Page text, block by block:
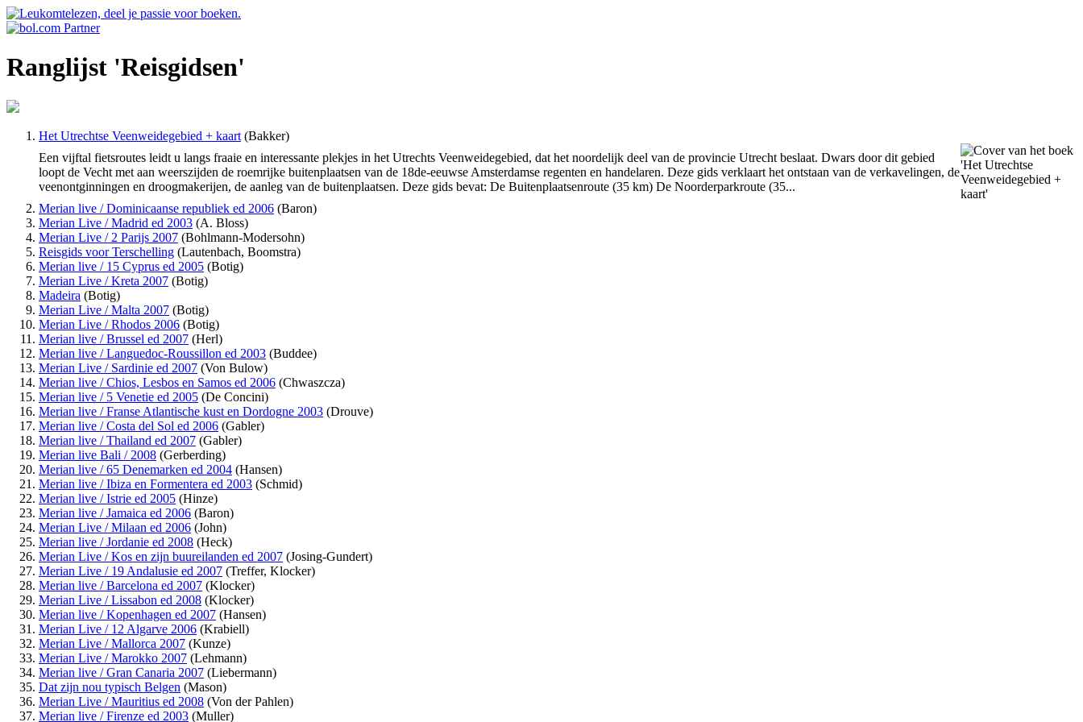
Ranglijst 'Reisgidsen'
Het Utrechtse Veenweidegebied + kaart (Bakker)
Een vijftal fietsroutes leidt u langs fraaie en interessante plekjes in het Utrechts Veenweidegebied, dat het noordelijk deel van de provincie Utrecht beslaat. Dwars door dit gebied
loopt de Vecht met aan weerszijden de roemrijke buitenplaatsen van de 18de-eeuwse Amsterdamse regenten en handelaren. Deze gids verklaart het ontstaan van de verkavelingen, de
veenontginningen en droogmakerijen, de aanleg van de buitenplaatsen. Deze gids bevat: De Buitenplaatsenroute (35 km) De Noorderparkroute (35...
Merian live / Dominicaanse republiek ed 2006 (Baron)
Merian Live / Madrid ed 2003 (A. Bloss)
Merian Live / 2 Parijs 2007 (Bohlmann-Modersohn)
Reisgids voor Terschelling (Lautenbach, Boomstra)
Merian live / 15 Cyprus ed 2005 (Botig)
Merian Live / Kreta 2007 (Botig)
Madeira (Botig)
Merian Live / Malta 2007 (Botig)
Merian Live / Rhodos 2006 (Botig)
Merian live / Brussel ed 2007 (Herl)
Merian live / Languedoc-Roussillon ed 2003 (Buddee)
Merian Live / Sardinie ed 2007 (Von Bulow)
Merian live / Chios, Lesbos en Samos ed 2006 (Chwaszcza)
Merian live / 5 Venetie ed 2005 (De Concini)
Merian live / Franse Atlantische kust en Dordogne 2003 (Drouve)
Merian live / Costa del Sol ed 2006 (Gabler)
Merian live / Thailand ed 2007 (Gabler)
Merian live Bali / 2008 (Gerberding)
Merian live / 65 Denemarken ed 2004 (Hansen)
Merian live / Ibiza en Formentera ed 2003 (Schmid)
Merian live / Istrie ed 2005 (Hinze)
Merian live / Jamaica ed 2006 (Baron)
Merian Live / Milaan ed 2006 (John)
Merian live / Jordanie ed 2008 (Heck)
Merian Live / Kos en zijn buureilanden ed 2007 (Josing-Gundert)
Merian Live / 19 Andalusie ed 2007 (Treffer, Klocker)
Merian live / Barcelona ed 2007 (Klocker)
Merian Live / Lissabon ed 2008 (Klocker)
Merian live / Kopenhagen ed 2007 (Hansen)
Merian Live / 12 Algarve 2006 (Krabiell)
Merian Live / Mallorca 2007 (Kunze)
Merian Live / Marokko 2007 (Lehmann)
Merian live / Gran Canaria 2007 (Liebermann)
Dat zijn nou typisch Belgen (Mason)
Merian Live / Mauritius ed 2008 (Von der Pahlen)
Merian live / Firenze ed 2003 (Muller)